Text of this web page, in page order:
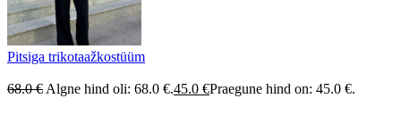
Pitsiga trikotaažkostüüm
68.0€ Algne hind oli: 68.0 €.45.0 €Praegune hind on: 45.0 €.